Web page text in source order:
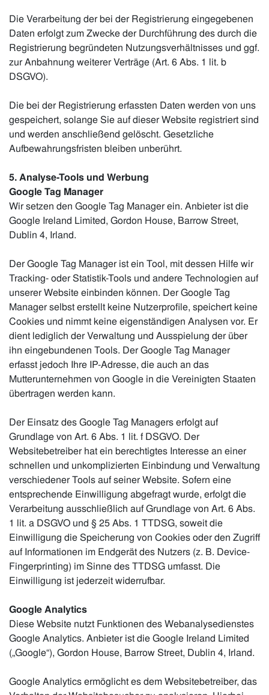
Die Verarbeitung der bei der Registrierung eingegebenen
Daten erfolgt zum Zwecke der Durchführung des durch die
Registrierung begründeten Nutzungsverhältnisses und ggf.
zur Anbahnung weiterer Verträge (Art. 6 Abs. 1 lit. b
DSGVO).
Die bei der Registrierung erfassten Daten werden von uns
gespeichert, solange Sie auf dieser Website registriert sind
und werden anschließend gelöscht. Gesetzliche
Aufbewahrungsfristen bleiben unberührt.
5. Analyse-Tools und Werbung
Google Tag Manager
Wir setzen den Google Tag Manager ein. Anbieter ist die
Google Ireland Limited, Gordon House, Barrow Street,
Dublin 4, Irland.
Der Google Tag Manager ist ein Tool, mit dessen Hilfe wir
Tracking- oder Statistik-Tools und andere Technologien auf
unserer Website einbinden können. Der Google Tag
Manager selbst erstellt keine Nutzerprofile, speichert keine
Cookies und nimmt keine eigenständigen Analysen vor. Er
dient lediglich der Verwaltung und Ausspielung der über
ihn eingebundenen Tools. Der Google Tag Manager
erfasst jedoch Ihre IP-Adresse, die auch an das
Mutterunternehmen von Google in die Vereinigten Staaten
übertragen werden kann.
Der Einsatz des Google Tag Managers erfolgt auf
Grundlage von Art. 6 Abs. 1 lit. f DSGVO. Der
Websitebetreiber hat ein berechtigtes Interesse an einer
schnellen und unkomplizierten Einbindung und Verwaltung
verschiedener Tools auf seiner Website. Sofern eine
entsprechende Einwilligung abgefragt wurde, erfolgt die
Verarbeitung ausschließlich auf Grundlage von Art. 6 Abs.
1 lit. a DSGVO und § 25 Abs. 1 TTDSG, soweit die
Einwilligung die Speicherung von Cookies oder den Zugriff
auf Informationen im Endgerät des Nutzers (z. B. Device-
Fingerprinting) im Sinne des TTDSG umfasst. Die
Einwilligung ist jederzeit widerrufbar.
Google Analytics
Diese Website nutzt Funktionen des Webanalysedienstes
Google Analytics. Anbieter ist die Google Ireland Limited
(„Google“), Gordon House, Barrow Street, Dublin 4, Irland.
Google Analytics ermöglicht es dem Websitebetreiber, das